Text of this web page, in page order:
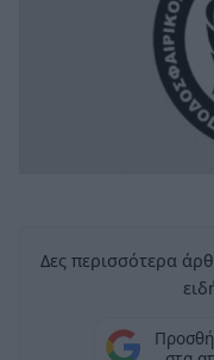
Δες περισσότερα